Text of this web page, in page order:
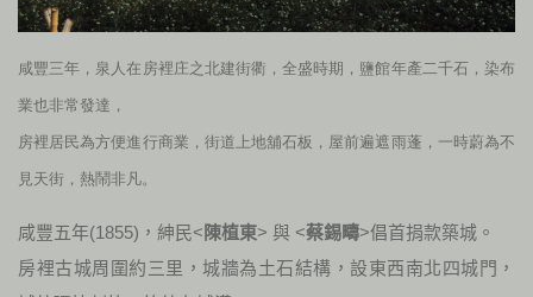
咸豐三年，泉人在房裡庄之北建街衢，全盛時期，鹽館年產二千石，染布
業也非常發達，
房裡居民為方便進行商業，街道上地舖石板，屋前遍遮雨蓬，一時蔚為不
見天街，熱鬧非凡。
咸豐五年(1855)，紳民< 陳植東> 與 <蔡錫疇>倡首捐款築城。
房裡古城周圍約三里，城牆為土石結構，設東西南北四城門，